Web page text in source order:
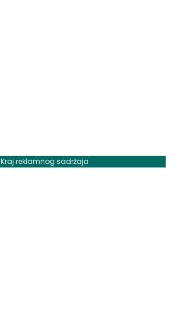
Kraj reklamnog sadržaja